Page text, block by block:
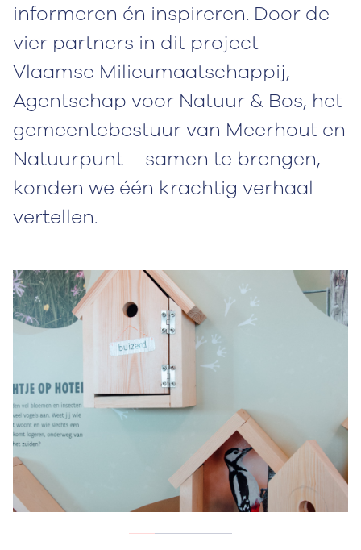
informeren én inspireren. Door de
vier partners in dit project –
Vlaamse Milieumaatschappij,
Agentschap voor Natuur & Bos, het
gemeentebestuur van Meerhout en
Natuurpunt – samen te brengen,
konden we één krachtig verhaal
vertellen.